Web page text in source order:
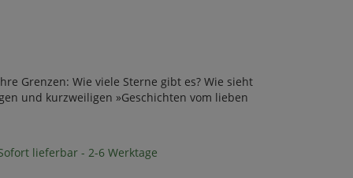
Grenzen: Wie viele Sterne gibt es? Wie sieht
und kurzweiligen »Geschichten vom lieben
lieferbar - 2-6 Werktage